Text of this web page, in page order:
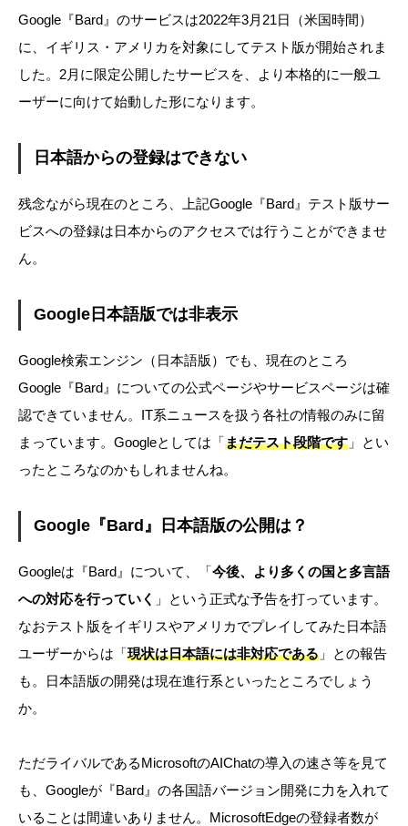
Google『Bard』のサービスは2022年3月21日（米国時間）
に、イギリス・アメリカを対象にしてテスト版が開始されま
した。2月に限定公開したサービスを、より本格的に一般ユ
ーザーに向けて始動した形になります。
日本語からの登録はできない
残念ながら現在のところ、上記Google『Bard』テスト版サー
ビスへの登録は日本からのアクセスでは行うことができませ
ん。
Google日本語版では非表示
Google検索エンジン（日本語版）でも、現在のところ
Google『Bard』についての公式ページやサービスページは確
認できていません。IT系ニュースを扱う各社の情報のみに留
まっています。Googleとしては「まだテスト段階です 」とい
ったところなのかもしれませんね。
Google『Bard』日本語版の公開は？
Googleは『Bard』について、「今後、より多くの国と多言語
への対応を行っていく 」という正式な予告を打っています。
なおテスト版をイギリスやアメリカでプレイしてみた日本語
ユーザーからは「現状は日本語には非対応である 」との報告
も。日本語版の開発は現在進行系といったところでしょう
か。
ただライバルであるMicrosoftのAIChatの導入の速さ等を見て
も、Googleが『Bard』の各国語バージョン開発に力を入れて
いることは間違いありません。MicrosoftEdgeの登録者数が